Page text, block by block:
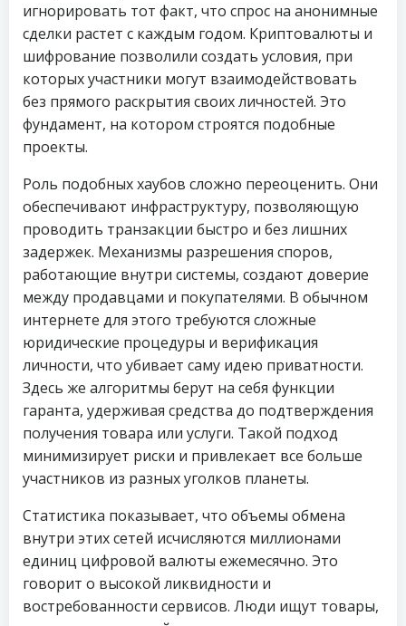
игнорировать тот факт, что спрос на анонимные
сделки растет с каждым годом. Криптовалюты и
шифрование позволили создать условия, при
которых участники могут взаимодействовать
без прямого раскрытия своих личностей. Это
фундамент, на котором строятся подобные
проекты.
Роль подобных хаубов сложно переоценить. Они
обеспечивают инфраструктуру, позволяющую
проводить транзакции быстро и без лишних
задержек. Механизмы разрешения споров,
работающие внутри системы, создают доверие
между продавцами и покупателями. В обычном
интернете для этого требуются сложные
юридические процедуры и верификация
личности, что убивает саму идею приватности.
Здесь же алгоритмы берут на себя функции
гаранта, удерживая средства до подтверждения
получения товара или услуги. Такой подход
минимизирует риски и привлекает все больше
участников из разных уголков планеты.
Статистика показывает, что объемы обмена
внутри этих сетей исчисляются миллионами
единиц цифровой валюты ежемесячно. Это
говорит о высокой ликвидности и
востребованности сервисов. Люди ищут товары,